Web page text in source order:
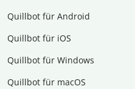
Quillbot für Android
Quillbot für iOS
Quillbot für Windows
Quillbot für macOS